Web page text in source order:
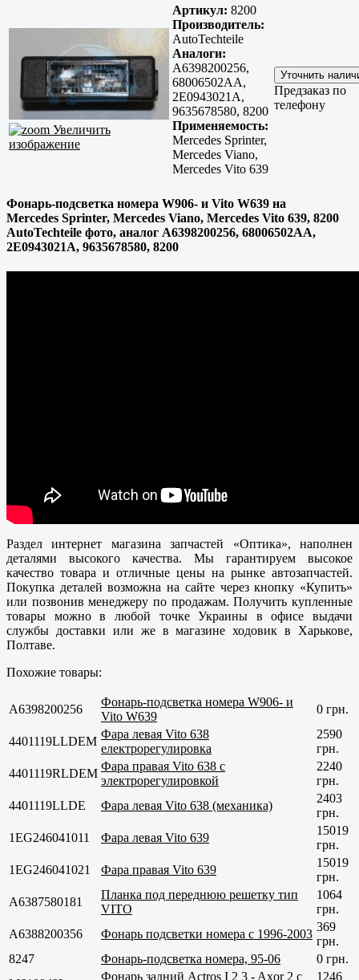
Увеличить
изображение
Артикул: 8200
Производитель:
AutoTechteile
Аналоги:
A6398200256,
68006502AA,
2E0943021A,
9635678580, 8200
Применяемость:
Mercedes Sprinter,
Mercedes Viano,
Mercedes Vito 639
Предзаказ по
телефону
Фонарь-подсветка номера W906- и Vito W639 на
Mercedes Sprinter, Mercedes Viano, Mercedes Vito 639, 8200
AutoTechteile фото, аналог A6398200256, 68006502AA,
2E0943021A, 9635678580, 8200
Раздел интернет магазина запчастей «Оптика», наполнен
деталями высокого качества. Мы гарантируем высокое
качество товара и отличные цены на рынке автозапчастей.
Покупка деталей возможна на сайте через кнопку «Купить»
или позвонив менеджеру по продажам. Получить купленные
товары можно в любой точке Украины в офисе выдачи
службы доставки или же в магазине ходовик в Харькове,
Полтаве.
Похожие товары:
A6398200256
Фонарь-подсветка номера W906- и
Vito W639
0 грн.
4401119LLDEM
Фара левая Vito 638
електрорегулировка
2590
грн.
4401119RLDEM
Фара правая Vito 638 с
электрорегулировкой
2240
грн.
4401119LLDE
Фара левая Vito 638 (механика)
2403
грн.
1EG246041011
Фара левая Vito 639
15019
грн.
1EG246041021
Фара правая Vito 639
15019
грн.
A6387580181
Планка под переднюю решетку тип
VITO
1064
грн.
A6388200356
Фонарь подсветки номера с 1996-2003
369
грн.
8247
Фонарь-подсветка номера, 95-06
0 грн.
Фонарь задний Actros I 2 3 - Axor 2 с 1246